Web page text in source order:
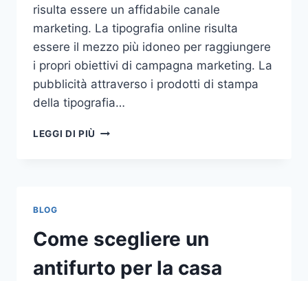
risulta essere un affidabile canale
marketing. La tipografia online risulta
essere il mezzo più idoneo per raggiungere
i propri obiettivi di campagna marketing. La
pubblicità attraverso i prodotti di stampa
della tipografia…
LEGGI DI PIÙ VUOI
A
UNA
TIPOGRAFIA
BLOG
Come scegliere un
antifurto per la casa